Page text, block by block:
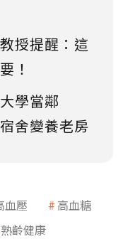
授提醒：這
！
學當鄰
舍變養老房
血壓
高血糖
熟齡健康